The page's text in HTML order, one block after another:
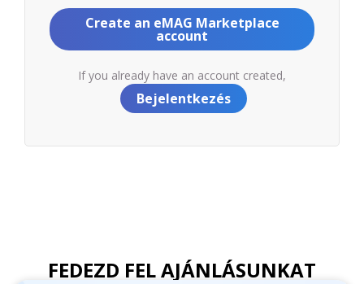
Create an eMAG Marketplace
account
If you already have an account created,
Bejelentkezés
FEDEZD FEL AJÁNLÁSUNKAT